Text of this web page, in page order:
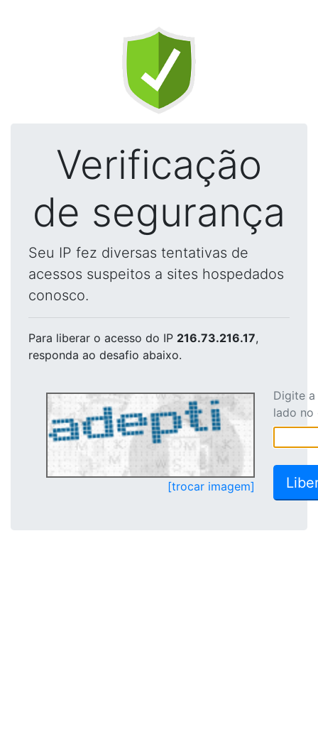
Verificação
de segurança
Seu IP fez diversas tentativas de
acessos suspeitos a sites hospedados
conosco.
Para liberar o acesso do IP 216.73.216.17,
responda ao desafio abaixo.
[trocar imagem]
Digite
lado no